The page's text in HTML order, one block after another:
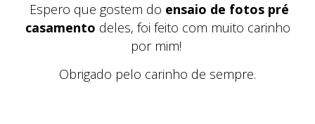
Espero que gostem do ensaio de fotos pré
casamento deles, foi feito com muito carinho
por mim!
Obrigado pelo carinho de sempre.